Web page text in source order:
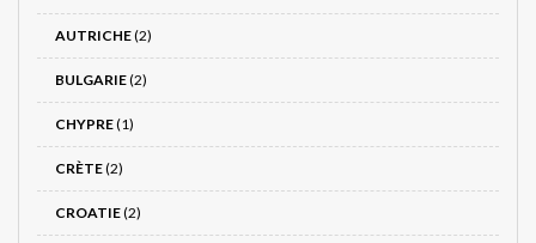
AUTRICHE(2)
BULGARIE(2)
CHYPRE(1)
CRÈTE(2)
CROATIE(2)